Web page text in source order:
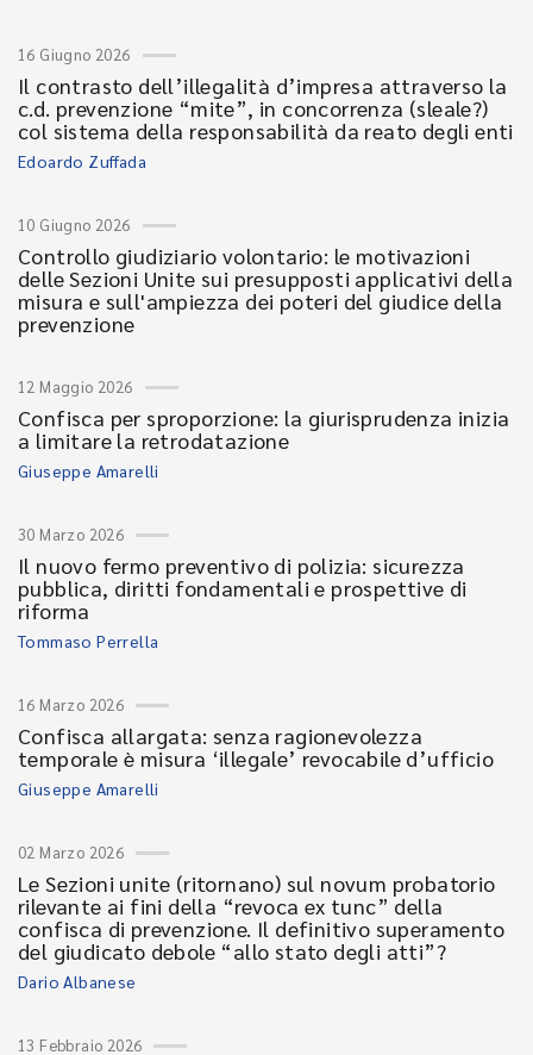
16 Giugno 2026
Il contrasto dell’illegalità d’impresa attraverso la
c.d. prevenzione “mite”, in concorrenza (sleale?)
col sistema della responsabilità da reato degli enti
Edoardo Zuffada
10 Giugno 2026
Controllo giudiziario volontario: le motivazioni
delle Sezioni Unite sui presupposti applicativi della
misura e sull'ampiezza dei poteri del giudice della
prevenzione
12 Maggio 2026
Confisca per sproporzione: la giurisprudenza inizia
a limitare la retrodatazione
Giuseppe Amarelli
30 Marzo 2026
Il nuovo fermo preventivo di polizia: sicurezza
pubblica, diritti fondamentali e prospettive di
riforma
Tommaso Perrella
16 Marzo 2026
Confisca allargata: senza ragionevolezza
temporale è misura ‘illegale’ revocabile d’ufficio
Giuseppe Amarelli
02 Marzo 2026
Le Sezioni unite (ritornano) sul novum probatorio
rilevante ai fini della “revoca ex tunc” della
confisca di prevenzione. Il definitivo superamento
del giudicato debole “allo stato degli atti”?
Dario Albanese
13 Febbraio 2026